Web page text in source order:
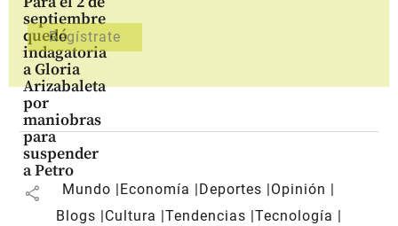
septiembre
quedó
indagatoria
a Gloria
Arizabaleta
por
maniobras
para
suspender
a Petro
share Mundo Economía Deportes
Opinión
Blogs
Cultura Tendencias Tecnología